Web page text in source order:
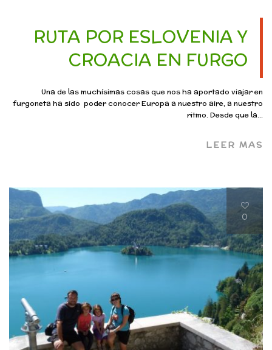
RUTA POR ESLOVENIA Y
CROACIA EN FURGO
Una de las muchísimas cosas que nos ha aportado viajar en
furgoneta ha sido poder conocer Europa a nuestro aire, a nuestro
ritmo. Desde que la...
LEER MAS
0